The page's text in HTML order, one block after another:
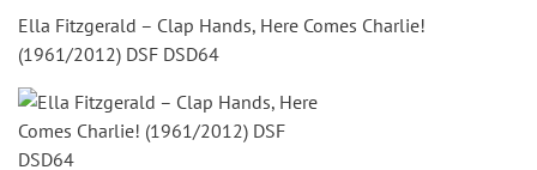
Ella Fitzgerald – Clap Hands, Here Comes Charlie!
(1961/2012) DSF DSD64